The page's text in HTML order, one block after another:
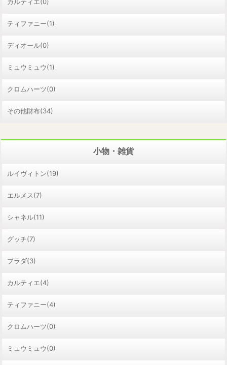
ティファニー(1)
ディオール(0)
ミュウミュウ(1)
クロムハーツ(0)
その他財布(34)
小物・雑貨
ルイヴィトン(19)
エルメス(7)
シャネル(11)
グッチ(7)
プラダ(3)
カルティエ(4)
ティファニー(4)
クロムハーツ(0)
ミュウミュウ(0)